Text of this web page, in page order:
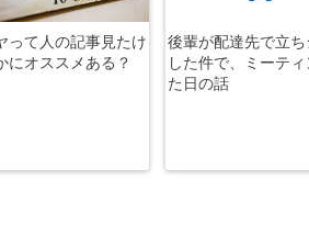
って人の記事見たけ
にオススメある？
後輩が配達先で立
した件で、ミーテ
た日の話